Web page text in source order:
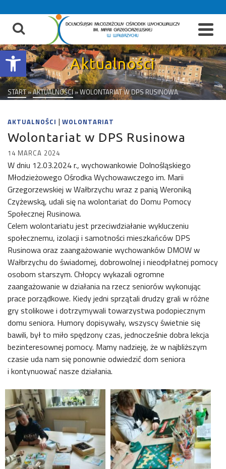
Otwórz pasek narzędzi
treści
Aktualności
START»AKTUALNOŚCI»WOLONTARIAT W DPS RUSINOWA
AKTUALNOŚCI | WOLONTARIAT
Wolontariat w DPS Rusinowa
14 MARCA 2024
W dniu 12.03.2024 r., wychowankowie Dolnośląskiego
Młodzieżowego Ośrodka Wychowawczego im. Marii
Grzegorzewskiej w Wałbrzychu wraz z panią Weroniką
Czyżewską, udali się na wolontariat do Domu Pomocy
Społecznej Rusinowa.
Celem wolontariatu jest przeciwdziałanie wykluczeniu
społecznemu, izolacji i samotności mieszkańców DPS
Rusinowa oraz zaangażowanie wychowanków DMOW w
Wałbrzychu do świadomej, dobrowolnej i nieodpłatnej pomocy
osobom starszym. Chłopcy wykazali ogromne
zaangażowanie w działania na rzecz seniorów wykonując
prace porządkowe. Kiedy jedni sprzątali drudzy grali w różne
gry stolikowe i dotrzymywali towarzystwa podopiecznym
domu seniora. Humory dopisywały, wszyscy świetnie się
bawili, był to miło spędzony czas, jednocześnie dobra lekcja
bezinteresownej pomocy. Mamy nadzieję, że w najbliższym
czasie uda nam się ponownie odwiedzić dom seniora
i kontynuować nasze działania.